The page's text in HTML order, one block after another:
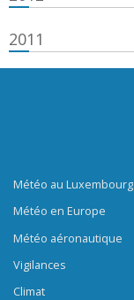
2011
Météo au Luxembourg
Météo en Europe
Météo aéronautique
Vigilances
Climat